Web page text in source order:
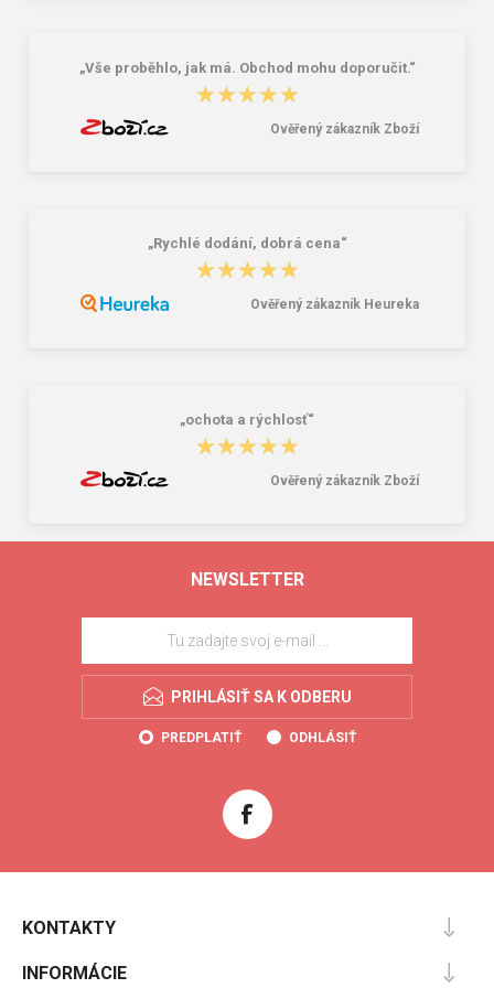
„Vše proběhlo, jak má. Obchod mohu doporučit.“
★★★★★
★★★★★
Ověřený zákazník Zboží
„Rychlé dodání, dobrá cena“
★★★★★
★★★★★
Ověřený zákazník Heureka
„ochota a rýchlosť“
★★★★★
★★★★★
Ověřený zákazník Zboží
NEWSLETTER
PRIHLÁSIŤ SA K ODBERU
PREDPLATIŤ ODHLÁSIŤ
KONTAKTY
INFORMÁCIE